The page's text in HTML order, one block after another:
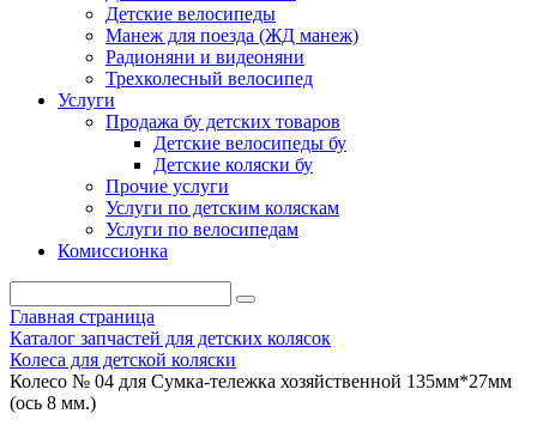
Детские велосипеды
Манеж для поезда (ЖД манеж)
Радионяни и видеоняни
Трехколесный велосипед
Услуги
Продажа бу детских товаров
Детские велосипеды бу
Детские коляски бу
Прочие услуги
Услуги по детским коляскам
Услуги по велосипедам
Комиссионка
Главная страница
Каталог запчастей для детских колясок
Колеса для детской коляски
Колесо № 04 для Сумка-тележка хозяйственной 135мм*27мм
(ось 8 мм.)